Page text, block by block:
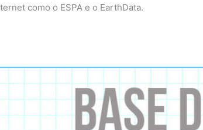
como o ESPA e o EarthData.